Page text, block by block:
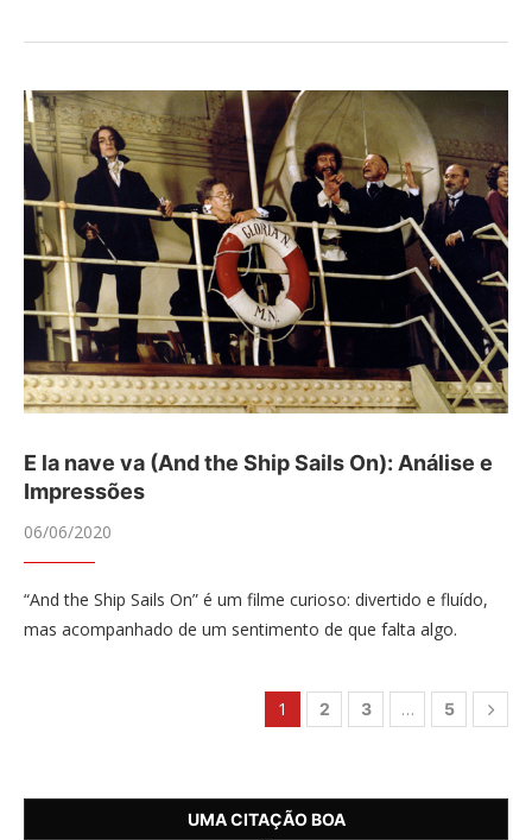
E la nave va (And the Ship Sails On): Análise e
Impressões
06/06/2020
“And the Ship Sails On” é um filme curioso: divertido e fluído,
mas acompanhado de um sentimento de que falta algo.
1 2 3 … 5
UMA CITAÇÃO BOA